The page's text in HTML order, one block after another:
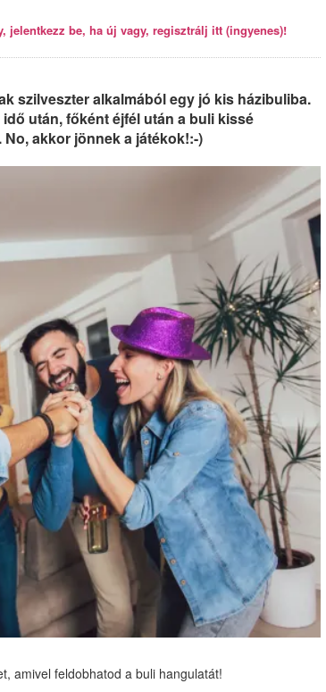
jelentkezz be, ha új vagy, regisztrálj itt (ingyenes)!
szilveszter alkalmából egy jó kis házibuliba.
után, főként éjfél után a buli kissé
akkor jönnek a játékok!:-)
amivel feldobhatod a buli hangulatát!